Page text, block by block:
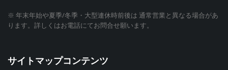
※ 年末年始や夏季/冬季・大型連休時前後は 通常営業と異なる場合があ
ります。詳しくはお電話にてお問合せ願います。
サイトマップコンテンツ